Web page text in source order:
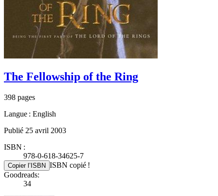
The Fellowship of the Ring
398 pages
Langue : English
Publié 25 avril 2003
ISBN :
978-0-618-34625-7
Copier l’ISBN ISBN copié !
Goodreads:
34